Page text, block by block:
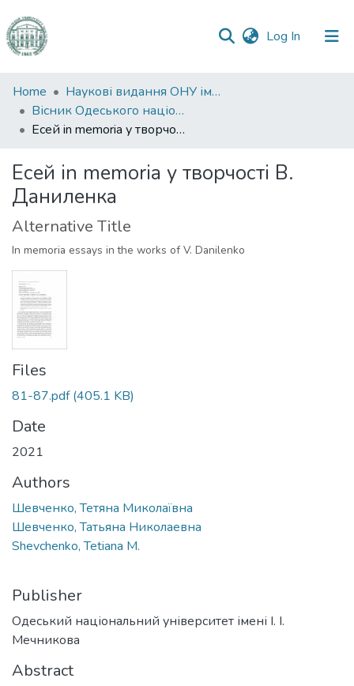
Log In (current)
Communities
&
Collections
Statistics
Home
Наукові видання ОНУ імені І. І. Мечникова
Вісник Одеського національного університету. Філологія
Есей in memoria у творчості В. Даниленка
Есей in memoria у творчості В.
Даниленка
Alternative Title
In memoria essays in the works of V. Danilenko
Files
81-87.pdf(405.1 KB)
Date
2021
Authors
Шевченко, Тетяна Миколаївна
Шевченко, Татьяна Николаевна
Shevchenko, Tetiana M.
Publisher
Одеський національний університет імені І. І.
Мечникова
Abstract